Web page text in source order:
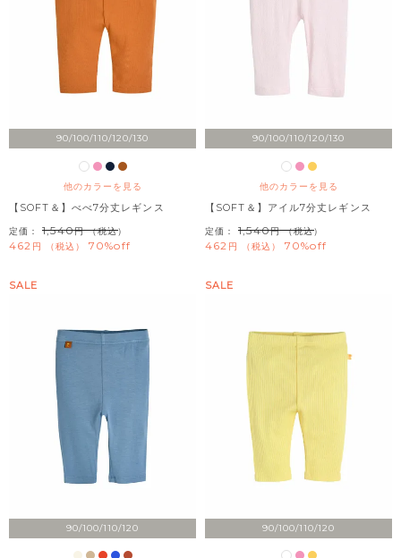
90/100/110/120/130
他のカラーを見る
【SOFT＆】べべ7分丈レギンス
定価： 1,540 （税込）
462 税込 70%off
90/100/110/120/130
他のカラーを見る
【SOFT＆】アイル7分丈レギンス
定価： 1,540 （税込）
462 税込 70%off
90/100/110/120
SALE
90/100/110/120
SALE